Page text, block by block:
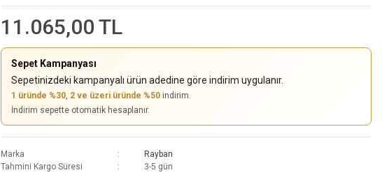
11.065,00 TL
Sepet Kampanyası
Sepetinizdeki kampanyalı ürün adedine göre indirim uygulanır.
1 üründe %30, 2 ve üzeri üründe %50indirim.
İndirim sepette otomatik hesaplanır.
Marka
Rayban
Tahmini Kargo Süresi
3-5 gün